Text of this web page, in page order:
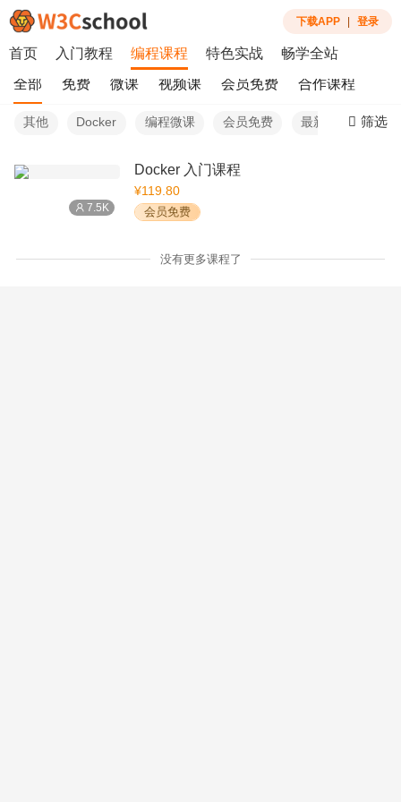
下载APP 登录
首页 入门教程 编程课程 特色实战 畅学全站
全部 免费 微课 视频课 会员免费 合作课程
其他 Docker 编程微课 会员免费 最新 筛选
7.5K
Docker 入门课程
¥119.80
会员免费
没有更多课程了